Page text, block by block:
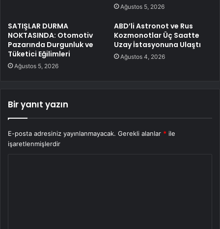
Ağustos 5, 2026
SATIŞLAR DURMA
NOKTASINDA: Otomotiv
Pazarında Durgunluk ve
Tüketici Eğilimleri
Ağustos 5, 2026
ABD’li Astronot ve Rus
Kozmonotlar Üç Saatte
Uzay İstasyonuna Ulaştı
Ağustos 4, 2026
Bir yanıt yazın
E-posta adresiniz yayınlanmayacak. Gerekli alanlar * ile
işaretlenmişlerdir